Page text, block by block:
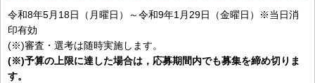
令和8年5月18日（月曜日）～令和9年1月29日（金曜日）※当日消
印有効
(※)審査・選考は随時実施します。
(※)予算の上限に達した場合は，応募期間内でも募集を締め切りま
す。